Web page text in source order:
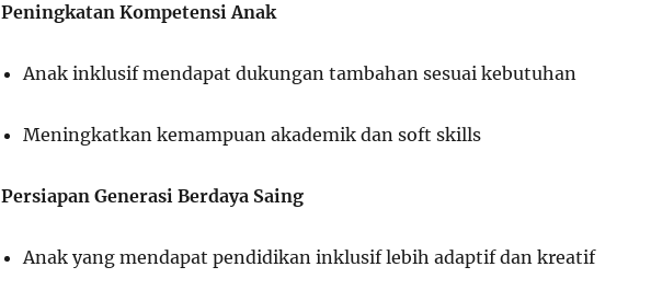
Peningkatan Kompetensi Anak
Anak inklusif mendapat dukungan tambahan sesuai kebutuhan
Meningkatkan kemampuan akademik dan soft skills
Persiapan Generasi Berdaya Saing
Anak yang mendapat pendidikan inklusif lebih adaptif dan kreatif